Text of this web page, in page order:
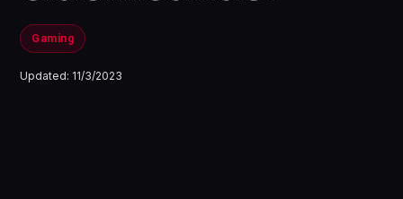
Gaming
Updated: 11/3/2023